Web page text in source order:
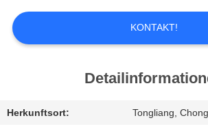
BITTE
KONTAKT!
Herkunftsort: Tongliang,